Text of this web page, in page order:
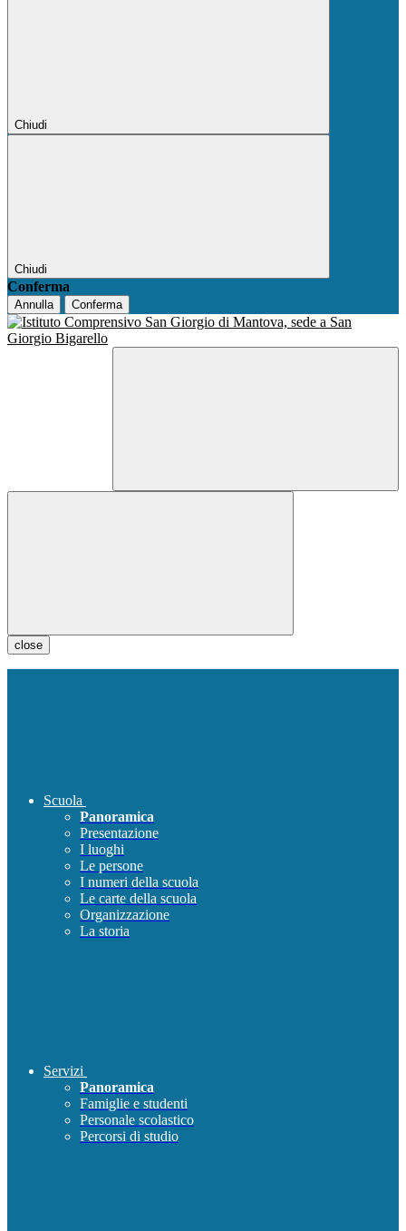
Chiudi
Chiudi
Conferma
Annulla Conferma
close
Scuola
Panoramica
Presentazione
I luoghi
Le persone
I numeri della scuola
Le carte della scuola
Organizzazione
La storia
Servizi
Panoramica
Famiglie e studenti
Personale scolastico
Percorsi di studio